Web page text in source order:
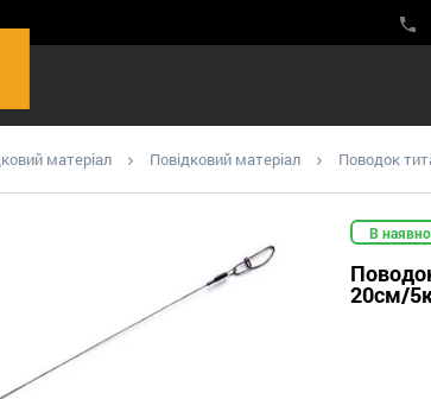
матеріал Повідковий матеріал Поводок
В
20см/